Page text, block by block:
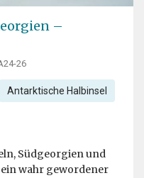
–
26
Antarktische Halbinsel
Südgeorgien und
wahr gewordener